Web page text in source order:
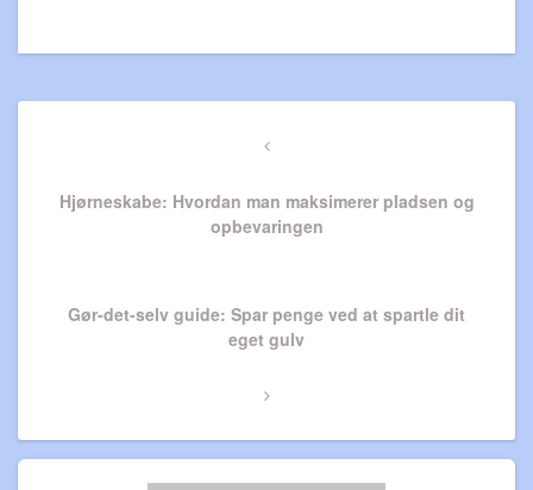
Previous
Hjørneskabe: Hvordan man maksimerer pladsen og
opbevaringen
Next
Gør-det-selv guide: Spar penge ved at spartle dit
eget gulv